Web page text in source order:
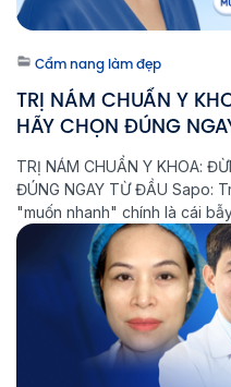
Cẩm nang làm đẹp
TRỊ NÁM CHUẨN Y
HÃY CHỌN ĐÚNG
TRỊ NÁM CHUẨN Y KHOA:
ĐÚNG NGAY TỪ ĐẦU Sapo:
"muốn nhanh" chính là cái
vào vòng lặp: Điều trị - Tái
Laser Thẩm mỹ Aeslatek,